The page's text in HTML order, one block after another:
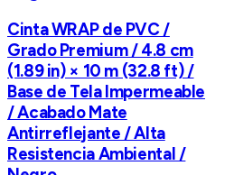
Cinta WRAP de PVC /
Grado Premium / 4.8 cm
(1.89 in) × 10 m (32.8 ft) /
Base de Tela Impermeable
/ Acabado Mate
Antirreflejante / Alta
Resistencia Ambiental /